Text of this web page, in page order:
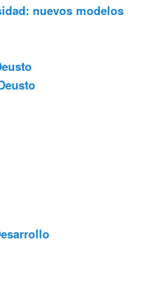
nuevos modelos